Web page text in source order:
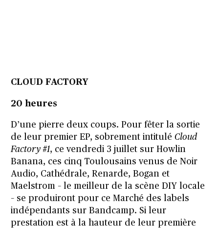
CLOUD FACTORY
20 heures
D’une pierre deux coups. Pour fêter la sortie
de leur premier EP, sobrement intituléCloud
Factory #1, ce vendredi 3 juillet sur Howlin
Banana, ces cinq Toulousains venus de Noir
Audio, Cathédrale, Renarde, Bogan et
Maelstrom – le meilleur de la scène DIY locale
– se produiront pour ce Marché des labels
indépendants sur Bandcamp. Si leur
prestation est à la hauteur de leur première